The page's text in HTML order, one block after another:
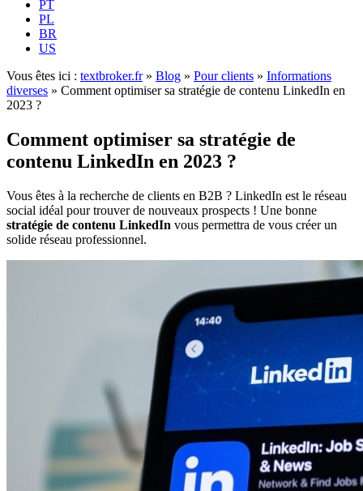
PT
PL
BR
US
Vous êtes ici : textbroker.fr» Blog » Pour clients » Informations
diverses » Comment optimiser sa stratégie de contenu LinkedIn en
2023 ?
Comment optimiser sa stratégie de
contenu LinkedIn en 2023 ?
Vous êtes à la recherche de clients en B2B ? LinkedIn est le réseau
social idéal pour trouver de nouveaux prospects ! Une bonne
stratégie de contenu LinkedIn vous permettra de vous créer un
solide réseau professionnel.